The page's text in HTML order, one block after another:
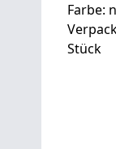
Farbe:
Stück